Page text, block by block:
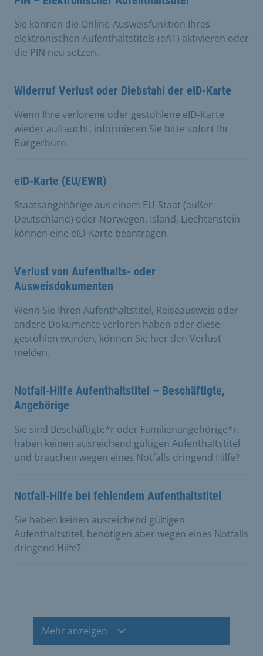
Sie können die Online-Ausweisfunktion Ihres
elektronischen Aufenthaltstitels (eAT) aktivieren oder
die PIN neu setzen.
Widerruf Verlust oder Diebstahl der eID-Karte
Wenn Ihre verlorene oder gestohlene eID-Karte
wieder auftaucht, informieren Sie bitte sofort Ihr
Bürgerbüro.
eID-Karte (EU/EWR)
Staatsangehörige aus einem EU-Staat (außer
Deutschland) oder Norwegen, Island, Liechtenstein
können eine eID-Karte beantragen.
Verlust von Aufenthalts- oder
Ausweisdokumenten
Wenn Sie Ihren Aufenthaltstitel, Reiseausweis oder
andere Dokumente verloren haben oder diese
gestohlen wurden, können Sie hier den Verlust
melden.
Notfall-Hilfe Aufenthaltstitel – Beschäftigte,
Angehörige
Sie sind Beschäftigte*r oder Familienangehörige*r,
haben keinen ausreichend gültigen Aufenthaltstitel
und brauchen wegen eines Notfalls dringend Hilfe?
Notfall-Hilfe bei fehlendem Aufenthaltstitel
Sie haben keinen ausreichend gültigen
Aufenthaltstitel, benötigen aber wegen eines Notfalls
dringend Hilfe?
Mehr anzeigen